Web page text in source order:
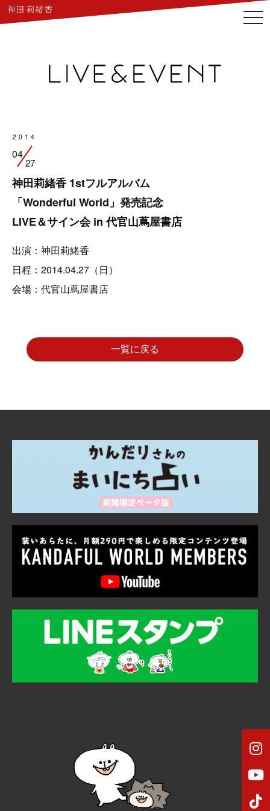
2014
04
27
神田莉緒香 1stフルアルバム
「Wonderful World」発売記念
LIVE＆サイン会 in 代官山蔦屋書店
出演：神田莉緒香
日程：2014.04.27（日）
会場：代官山蔦屋書店
一覧に戻る